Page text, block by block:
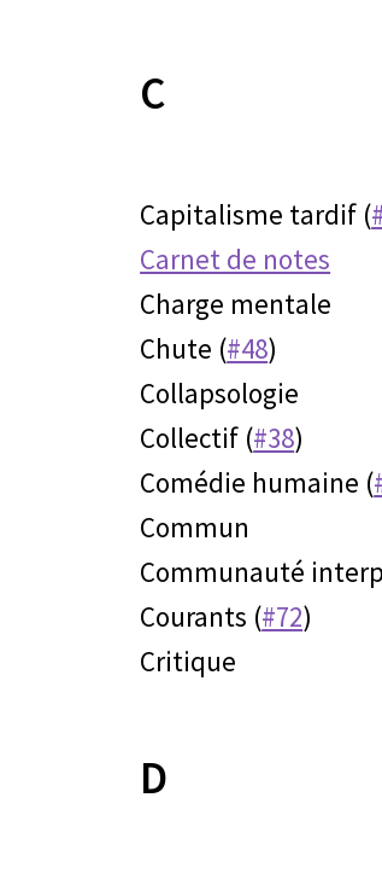
C
Capitalisme tardif (
Carnet de notes
Charge mentale
Chute (#48)
Collapsologie
Collectif (#38)
Comédie humaine (
Commun
Communauté
Courants (#72)
Critique
D